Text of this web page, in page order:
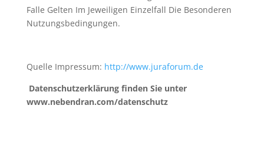
Falle Gelten Im Jeweiligen Einzelfall Die Besonderen
Nutzungsbedingungen.
Quelle Impressum: http://www.juraforum.de
Datenschutzerklärung finden Sie unter
www.nebendran.com/datenschutz